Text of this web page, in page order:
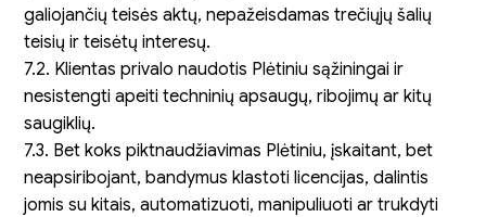
galiojančių teisės aktų, nepažeisdamas trečiųjų šalių
teisių ir teisėtų interesų.
7.2. Klientas privalo naudotis Plėtiniu sąžiningai ir
nesistengti apeiti techninių apsaugų, ribojimų ar kitų
saugiklių.
7.3. Bet koks piktnaudžiavimas Plėtiniu, įskaitant, bet
neapsiribojant, bandymus klastoti licencijas, dalintis
jomis su kitais, automatizuoti, manipuliuoti ar trukdyti